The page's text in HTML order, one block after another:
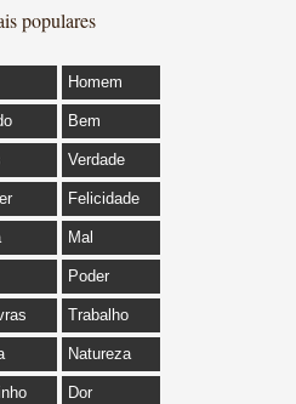
populares
Homem
Bem
Verdade
Felicidade
Mal
Poder
Trabalho
Natureza
Dor